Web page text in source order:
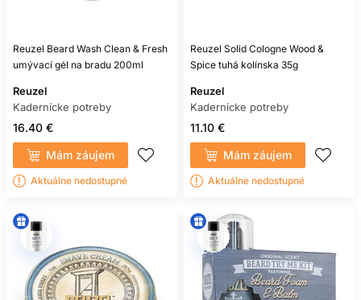
Reuzel Beard Wash Clean & Fresh
umývací gél na bradu 200ml
Reuzel
Kadernícke potreby
16.40 €
Mám záujem
Aktuálne nedostupné
Reuzel Solid Cologne Wood &
Spice tuhá kolínska 35g
Reuzel
Kadernícke potreby
11.10 €
Mám záujem
Aktuálne nedostupné